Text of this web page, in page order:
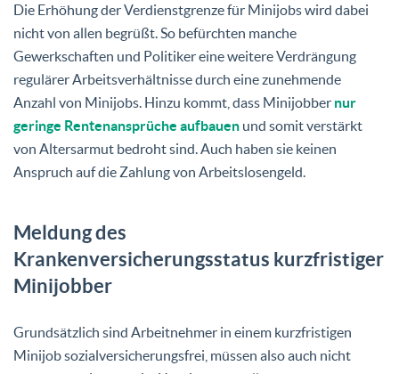
Die Erhöhung der Verdienstgrenze für Minijobs wird dabei
nicht von allen begrüßt. So befürchten manche
Gewerkschaften und Politiker eine weitere Verdrängung
regulärer Arbeitsverhältnisse durch eine zunehmende
Anzahl von Minijobs. Hinzu kommt, dass Minijobber nur
geringe Rentenansprüche aufbauen und somit verstärkt
von Altersarmut bedroht sind. Auch haben sie keinen
Anspruch auf die Zahlung von Arbeitslosengeld.
Meldung des
Krankenversicherungsstatus kurzfristiger
Minijobber
Grundsätzlich sind Arbeitnehmer in einem kurzfristigen
Minijob sozialversicherungsfrei, müssen also auch nicht